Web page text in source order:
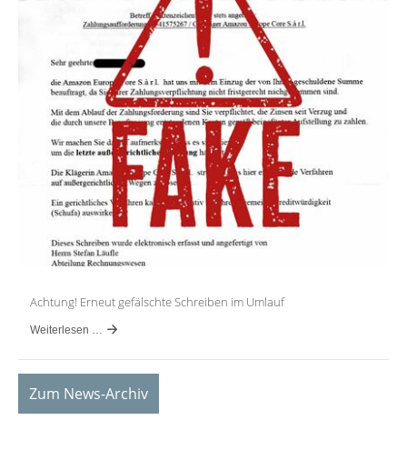
Achtung! Erneut gefälschte Schreiben im Umlauf
Weiterlesen …
Zum News-Archiv